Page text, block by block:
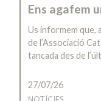
Ens agafem
Us informem que,
de l’Associació
tancada des de
27/07/26
NOTÍCIES